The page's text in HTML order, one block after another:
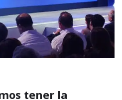
tener la